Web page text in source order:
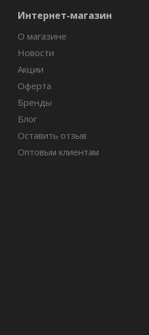
Интернет-магазин
О магазине
Новости
Акции
Оферта
Бренды
Блог
Оставить отзыв
Оптовым клиентам